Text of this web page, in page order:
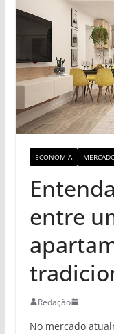
ECONOMIA
entre
Redação
No mercado